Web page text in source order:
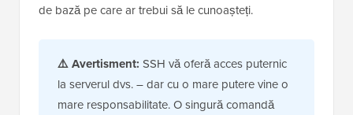
de bază pe care ar trebui să le cunoașteți.
⚠️ Avertisment: SSH vă oferă acces puternic
la serverul dvs. – dar cu o mare putere vine o
mare responsabilitate. O singură comandă